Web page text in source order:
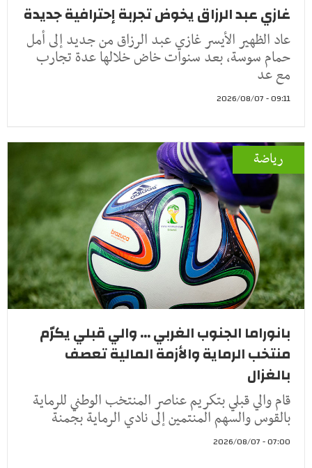
غازي عبد الرزاق يخوض تجربة إحترافية جديدة
عاد الظهير الأيسر غازي عبد الرزاق من جديد إلى أمل
حمام سوسة، بعد سنوات خاض خلالها عدة تجارب
مع عد
09:11 - 2026/08/07
رياضة
بانوراما الجنوب الغربي ... والي قبلي يكرّم
منتخب الرماية والأزمة المالية تعصف
بالغزال
قام والي قبلي بتكريم عناصر المنتخب الوطني للرماية
بالقوس والسهم المنتمين إلى نادي الرماية بجمنة
07:00 - 2026/08/07